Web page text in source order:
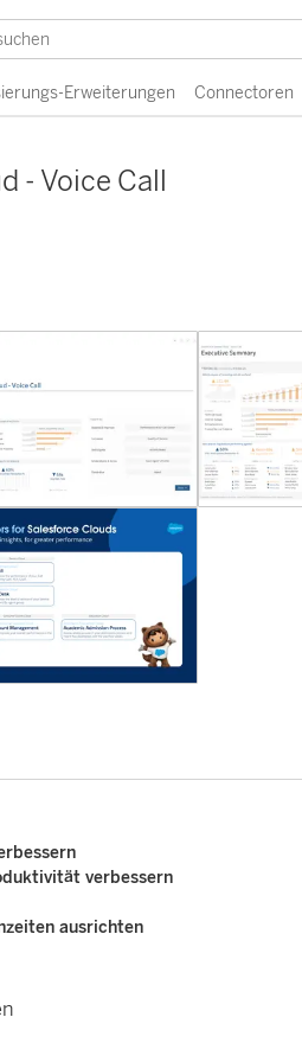
Erweiterungen Connectoren
- Voice Call
verbessern
ausrichten